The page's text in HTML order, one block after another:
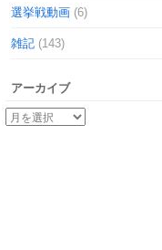
選挙戦動画 (6)
雑記 (143)
アーカイブ